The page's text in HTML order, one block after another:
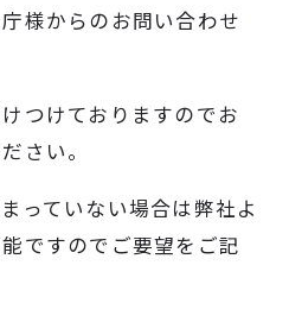
様からのお問い合わせ
つけておりますのでお
さい。
っていない場合は弊社よ
ですのでご要望をご記